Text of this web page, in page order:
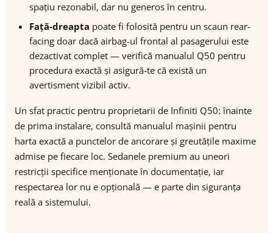
spațiu rezonabil, dar nu generos în centru.
Față-dreapta poate fi folosită pentru un scaun rear-
facing doar dacă airbag-ul frontal al pasagerului este
dezactivat complet — verifică manualul Q50 pentru
procedura exactă și asigură-te că există un
avertisment vizibil activ.
Un sfat practic pentru proprietarii de Infiniti Q50: înainte
de prima instalare, consultă manualul mașinii pentru
harta exactă a punctelor de ancorare și greutățile maxime
admise pe fiecare loc. Sedanele premium au uneori
restricții specifice menționate în documentație, iar
respectarea lor nu e opțională — e parte din siguranța
reală a sistemului.